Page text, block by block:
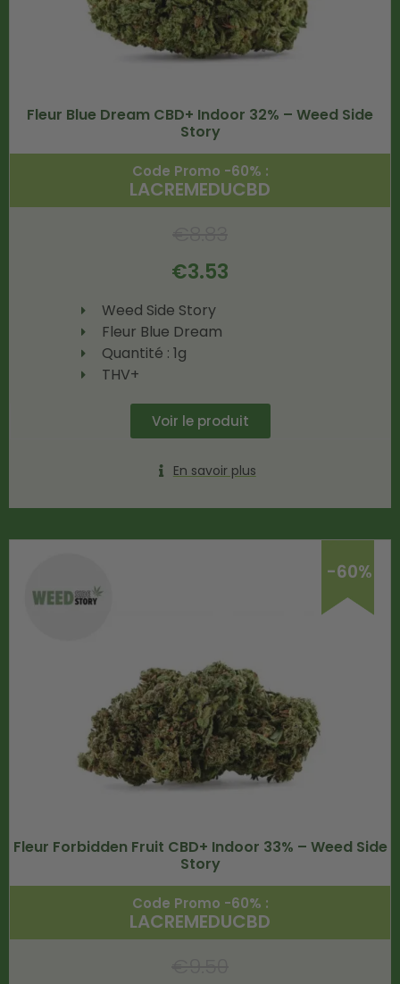
Fleur Blue Dream CBD+ Indoor 32% – Weed Side
Story
Code Promo -60% :
LACREMEDUCBD
€3.53
Weed Side Story
Fleur Blue Dream
Quantité : 1g
THV+
Voir le produit
En savoir plus
-60%
Fleur Forbidden Fruit CBD+ Indoor 33% – Weed Side
Story
Code Promo -60% :
LACREMEDUCBD